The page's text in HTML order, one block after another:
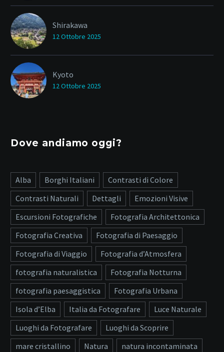
Shirakawa
12 Ottobre 2025
Kyoto
12 Ottobre 2025
Dove andiamo oggi?
Alba Borghi Italiani
Contrasti di Colore
Contrasti Naturali
Dettagli
Emozioni Visive
Escursioni Fotografiche
Fotografia Architettonica
Fotografia Creativa
Fotografia di Paesaggio
Fotografia di Viaggio
Fotografia d’Atmosfera
fotografia naturalistica
Fotografia Notturna
fotografia paesaggistica
Fotografia Urbana
Isola d’Elba
Italia da Fotografare
Luce Naturale
Luoghi da Fotografare
Luoghi da Scoprire
mare cristallino
Natura
natura incontaminata